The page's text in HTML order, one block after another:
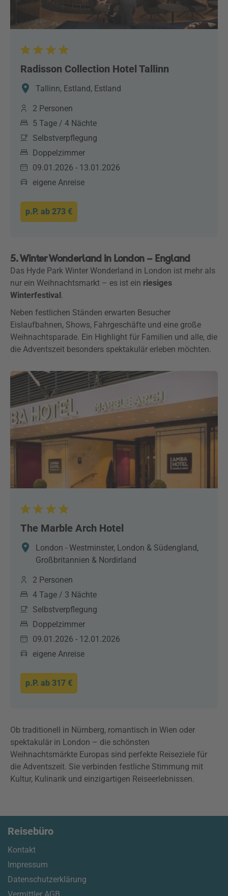
Radisson Collection Hotel Tallinn
Tallinn, Estland, Estland
2 Personen
5 Tage / 4 Nächte
Selbstverpflegung
Doppelzimmer
09.01.2026 - 13.01.2026
eigene Anreise
p.P. ab 273 €
5. Winter Wonderland in London – England
Das Hyde Park Winter Wonderland in London ist mehr als
nur ein Weihnachtsmarkt – es ist ein riesiges
Winterfestival.
Neben festlichen Ständen erwarten Besucher
Eislaufbahnen, Shows, Fahrgeschäfte und eine große
Weihnachtsparade. Ein Highlight für Familien und alle, die
die Adventszeit besonders spektakulär erleben möchten.
The Marble Arch Hotel
London - Westminster, London & Südengland,
Großbritannien & Nordirland
2 Personen
4 Tage / 3 Nächte
Selbstverpflegung
Doppelzimmer
09.01.2026 - 12.01.2026
eigene Anreise
p.P. ab 317 €
Ob traditionell in Nürnberg, romantisch in Wien oder
spektakulär in London – die schönsten
Weihnachtsmärkte Europas sind perfekte Reiseziele für
die Adventszeit. Sie verbinden festliche Stimmung mit
Kultur, Kulinarik und einzigartigen Reiseerlebnissen.
Reisebüro
Kontakt
Impressum
Datenschutzerklärung